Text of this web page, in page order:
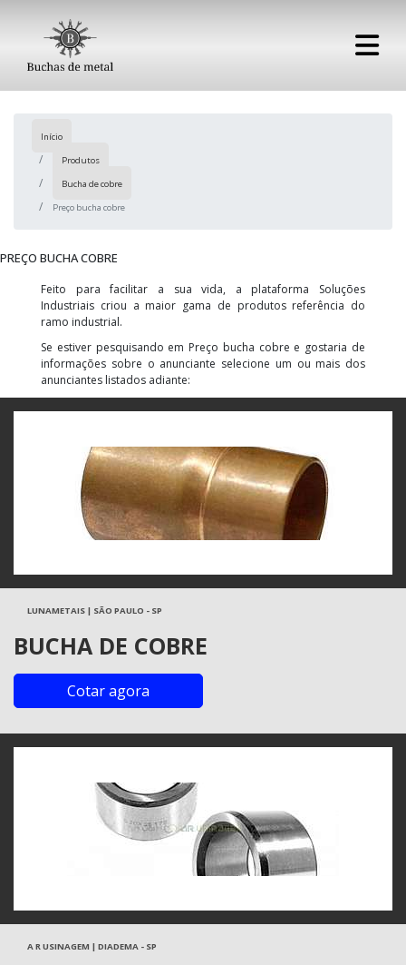
Início
Produtos
Bucha de cobre
Preço bucha cobre
PREÇO BUCHA COBRE
Feito para facilitar a sua vida, a plataforma Soluções
Industriais criou a maior gama de produtos referência do
ramo industrial.
Se estiver pesquisando em Preço bucha cobre e gostaria de
informações sobre o anunciante selecione um ou mais dos
anunciantes listados adiante:
LUNAMETAIS | SÃO PAULO - SP
BUCHA DE COBRE
Cotar agora
A R USINAGEM | DIADEMA - SP